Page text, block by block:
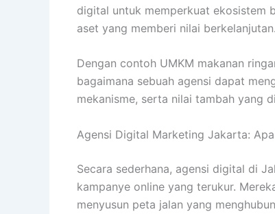
digital untuk memperkuat ekosistem
aset yang memberi nilai berkelanjutan.
Dengan contoh UMKM makanan
bagaimana sebuah agensi dapat
mekanisme, serta nilai tambah yang
Agensi Digital Marketing Jakarta:
Secara sederhana, agensi digital di
kampanye online yang terukur.
menyusun peta jalan yang